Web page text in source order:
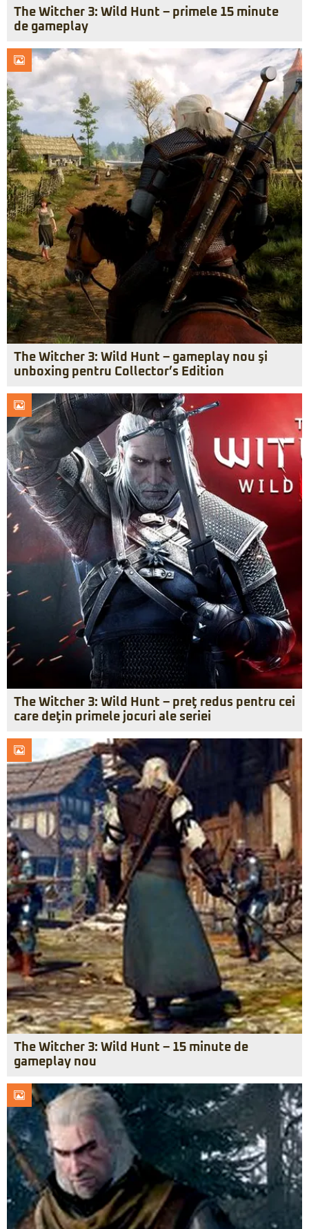
The Witcher 3: Wild Hunt – primele 15 minute
de gameplay
The Witcher 3: Wild Hunt – gameplay nou şi
unboxing pentru Collector’s Edition
The Witcher 3: Wild Hunt – preţ redus pentru cei
care deţin primele jocuri ale seriei
The Witcher 3: Wild Hunt – 15 minute de
gameplay nou